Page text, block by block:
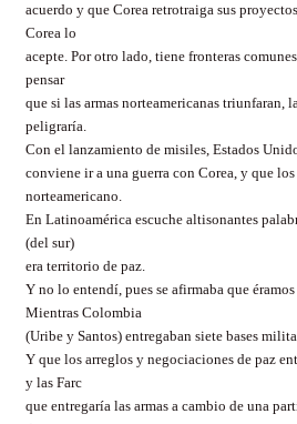
acuerdo y que Corea retrotraiga sus
Corea lo
acepte. Por otro lado, tiene fronteras
pensar
que si las armas norteamericanas triunfaran,
peligraría.
Con el lanzamiento de misiles, Estados
conviene ir a una guerra con Corea, y que
norteamericano.
En Latinoamérica escuche altisonantes
(del sur)
era territorio de paz.
Y no lo entendí, pues se afirmaba que
Mientras Colombia
(Uribe y Santos) entregaban siete bases
Y que los arreglos y negociaciones de paz
y las Farc
que entregaría las armas a cambio de una